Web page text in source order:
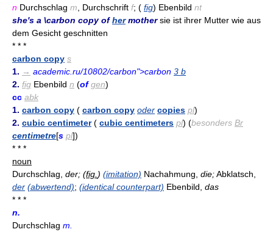
n Durchschlag m , Durchschrift f; ( fig) Ebenbild nt
she's a \carbon copy ofhermothersie ist ihrer Mutter wie aus
dem Gesicht geschnitten
* * *
carbon copy s
1. → academic.ru/10802/carbon">carbon 3 b
2. fig Ebenbild n (of gen)
cc abk
1. carbon copy ( carbon copy oder copies pl)
2. cubic centimeter( cubic centimeters pl) (besonders Br
centimetre[s pl])
* * *
noun
Durchschlag, der; (fig. ) (imitation) Nachahmung, die;Abklatsch,
der (abwertend); (identical counterpart) Ebenbild, das
* * *
n.
Durchschlag m.